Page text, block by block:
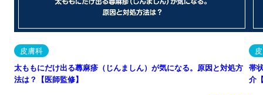
皮膚科
太ももにだけ出る蕁麻疹（じんましん）が気になる。原因と対処方
法は？【医師監修】
帯
介